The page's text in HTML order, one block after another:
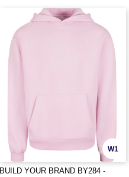
W1
BUILD YOUR BRAND BY284 -